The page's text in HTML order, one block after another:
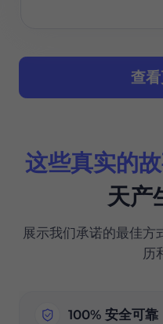
查
这些真实的
天产
展示我们承诺的最佳方
历
100% 安全可靠